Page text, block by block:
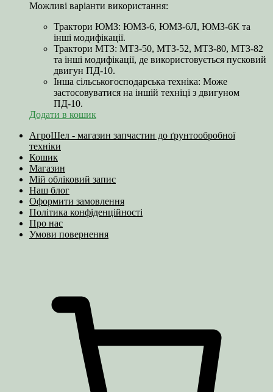
Можливі варіанти використання:
Трактори ЮМЗ: ЮМЗ-6, ЮМЗ-6Л, ЮМЗ-6К та
інші модифікації.
Трактори МТЗ: МТЗ-50, МТЗ-52, МТЗ-80, МТЗ-82
та інші модифікації, де використовується пусковий
двигун ПД-10.
Інша сільськогосподарська техніка: Може
застосовуватися на іншій техніці з двигуном
ПД-10.
Додати в кошик
АгроШел - магазин запчастин до ґрунтообробної
техніки
Кошик
Магазин
Мій обліковий запис
Наш блог
Оформити замовлення
Політика конфіденційності
Про нас
Умови повернення